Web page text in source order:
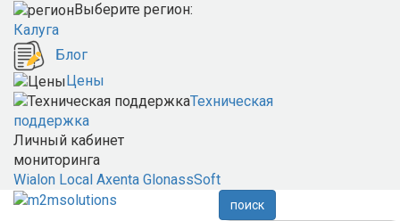
Выберите регион:
Калуга
Блог
Цены
Техническая
поддержка
Личный кабинет
мониторинга
Wialon Local Axenta GlonassSoft
поиск